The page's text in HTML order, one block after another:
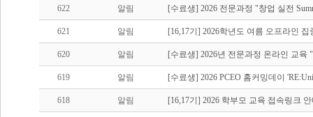
622 알림 [수료생] 2026 전문과정 "창업 실전
621 알림 [16,17기] 2026학년도 여름 오프라인
620 알림 [수료생] 2026년 전문과정 온라인 교육
619 알림 [수료생] 2026 PCEO 홈커밍데이
618 알림 [16,17기] 2026 학부모 교육 접속링크